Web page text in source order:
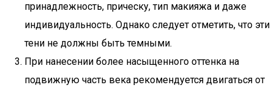
принадлежность, прическу, тип макияжа и даже
индивидуальность. Однако следует отметить, что эти
тени не должны быть темными.
При нанесении более насыщенного оттенка на
подвижную часть века рекомендуется двигаться от